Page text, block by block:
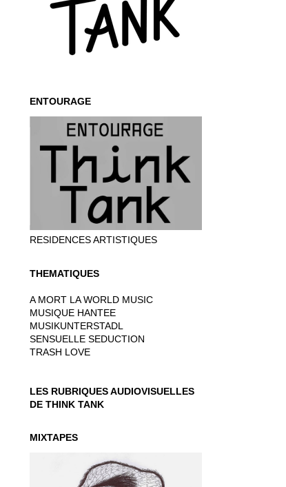
ENTOURAGE
RESIDENCES ARTISTIQUES
THEMATIQUES
A MORT LA WORLD MUSIC
MUSIQUE HANTEE
MUSIKUNTERSTADL
SENSUELLE SEDUCTION
TRASH LOVE
LES RUBRIQUES AUDIOVISUELLES
DE THINK TANK
MIXTAPES